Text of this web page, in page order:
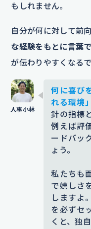
もしれません。
自分が何に対して前
な経験をもとに言葉
が伝わりやすくなるで
何に喜び
れる環境
針の指標
例えば評
ードバッ
ょう。
私たちも
で嬉しさ
しますよ
を必ずセ
くと、独